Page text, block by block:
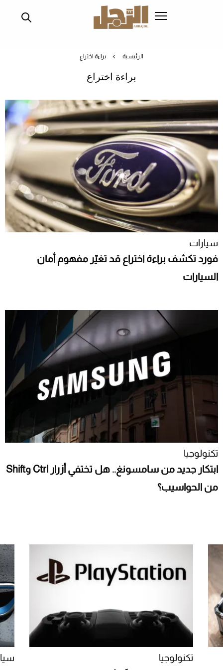
الرئيسية براءة اختراع
براءة اختراع
سيارات
فورد تكشف براءة اختراع قد تغيّر مفهوم أمان
السيارات
تكنولوجيا
ابتكار جديد من سامسونغ.. هل تختفي أزرار Ctrl وShift
من الحواسيب؟
تكنولوجيا